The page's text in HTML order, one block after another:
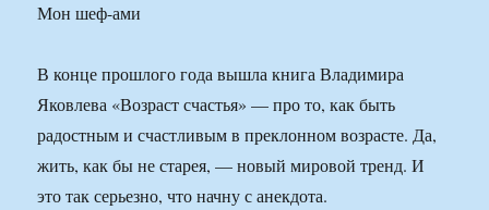
Мон шеф-ами
В конце прошлого года вышла книга Владимира
Яковлева «Возраст счастья» — про то, как быть
радостным и счастливым в преклонном возрасте. Да,
жить, как бы не старея, — новый мировой тренд. И
это так серьезно, что начну с анекдота.